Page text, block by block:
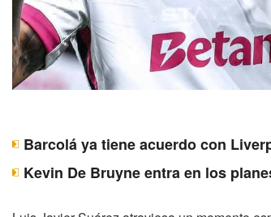
Barcolá ya tiene acuerdo con
Kevin De Bruyne entra en los